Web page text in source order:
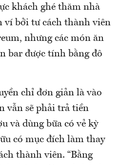
khách ghé thăm nhà
ví bởi tư cách thành viên
nhưng các món ăn
bar được tính bằng đô
chỉ đơn giản là vào
vẫn sẽ phải trả tiền
và dùng bữa có vẻ kỳ
có mục đích làm thay
thành viên. “Bằng